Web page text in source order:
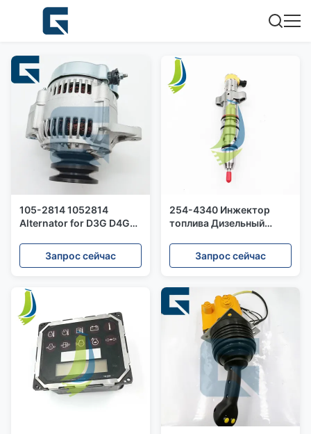
105-2814 1052814
Alternator for D3G D4G
Запрос сейчас
254-4340 Инжектор
топлива Дизельный
двигателя С9
Запрос сейчас